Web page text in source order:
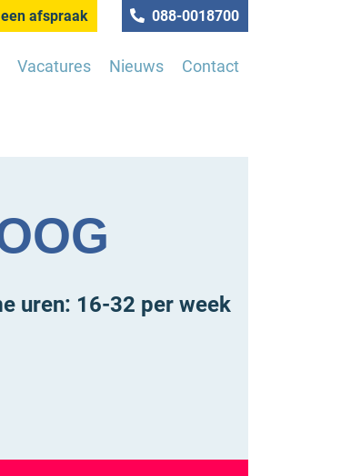
afspraak 088-0018700
Vacatures Nieuws Contact
uren: 16-32 per week